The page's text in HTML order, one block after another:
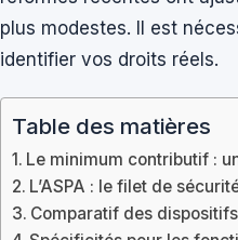
plus modestes. Il est
identifier vos droits réels.
Table des matières
Le minimum contributif :
L’ASPA : le filet de
Comparatif des